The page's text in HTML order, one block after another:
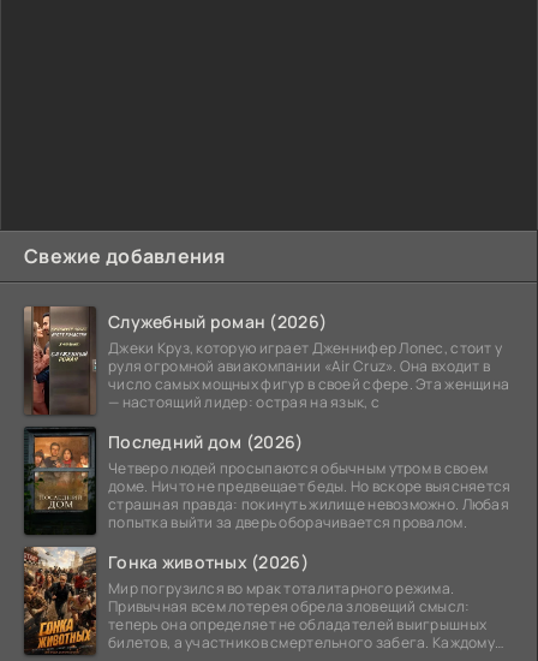
Свежие добавления
Служебный роман (2026)
Джеки Круз, которую играет Дженнифер Лопес, стоит у
руля огромной авиакомпании «Air Cruz». Она входит в
число самых мощных фигур в своей сфере. Эта женщина
— настоящий лидер: острая на язык, с
Последний дом (2026)
Четверо людей просыпаются обычным утром в своем
доме. Ничто не предвещает беды. Но вскоре выясняется
страшная правда: покинуть жилище невозможно. Любая
попытка выйти за дверь оборачивается провалом.
Гонка животных (2026)
Мир погрузился во мрак тоталитарного режима.
Привычная всем лотерея обрела зловещий смысл:
теперь она определяет не обладателей выигрышных
билетов, а участников смертельного забега. Каждому